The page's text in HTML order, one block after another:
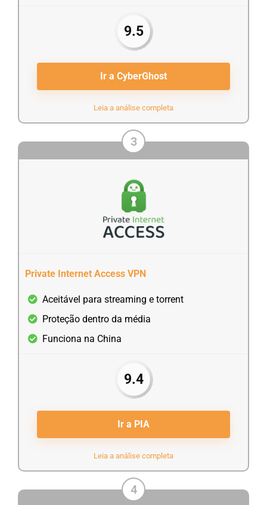
9.5
Ir a CyberGhost
Leia a análise completa
3
Private Internet Access VPN
Aceitável para streaming e torrent
Proteção dentro da média
Funciona na China
9.4
Ir a PIA
Leia a análise completa
4